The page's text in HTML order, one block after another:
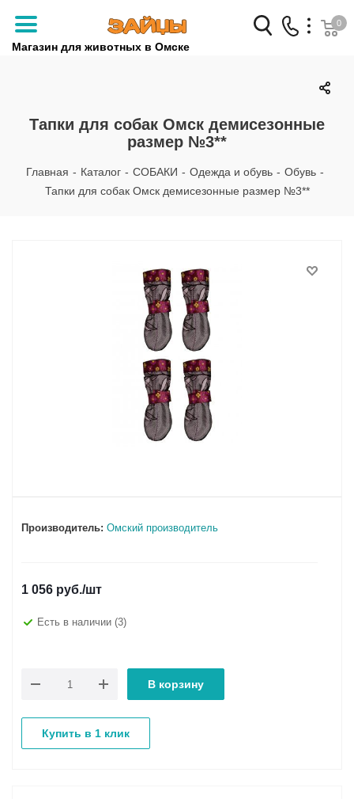
Магазин для животных в Омске
Заказать звонок
+7 (3812) 79-04-04
+7 (950) 959-88-32
0
Тапки для собак Омск демисезонные
размер №3**
Главная - Каталог - СОБАКИ - Одежда и обувь - Обувь -
Тапки для собак Омск демисезонные размер №3**
Производитель: Омский производитель
1 056 руб./шт
Есть в наличии (3)
В корзину
Купить в 1 клик